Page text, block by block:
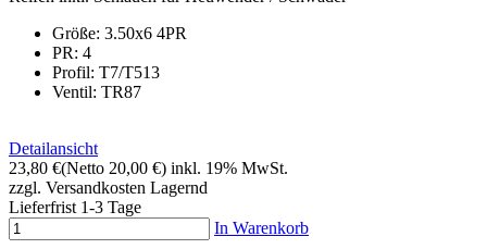
Größe: 3.50x6 4PR
PR: 4
Profil: T7/T513
Ventil: TR87
Detailansicht
23,80 €(Netto 20,00 €) inkl. 19% MwSt.
zzgl. Versandkosten Lagernd
Lieferfrist 1-3 Tage
In Warenkorb